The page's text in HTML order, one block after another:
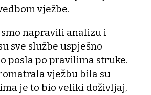
vježbe.
napravili analizu i
sve službe uspješno
posla po pravilima struke.
vježbu bila su
je to bio veliki doživljaj,